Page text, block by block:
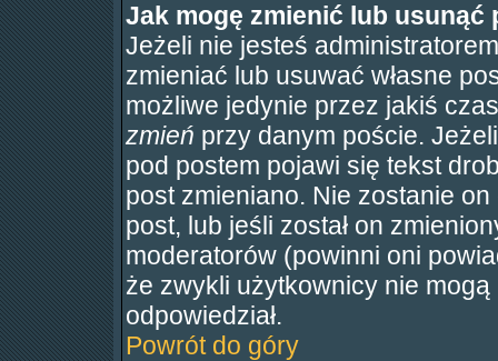
Jak mogę zmienić lub usunąć
Jeżeli nie jesteś
zmieniać lub usuwać własne
możliwe jedynie przez jakiś
zmień przy danym poście.
pod postem pojawi się tekst
post zmieniano. Nie zostanie
post, lub jeśli został on
moderatorów (powinni oni
że zwykli użytkownicy nie
odpowiedział.
Powrót do góry